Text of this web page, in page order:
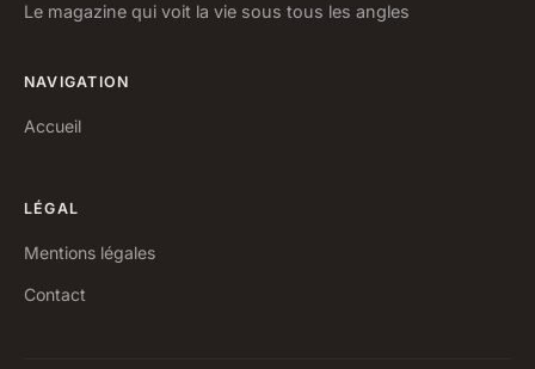
Le magazine qui voit la vie sous tous les angles
NAVIGATION
Accueil
LÉGAL
Mentions légales
Contact